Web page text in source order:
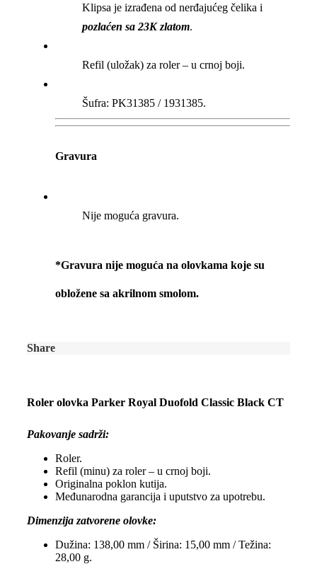
Klipsa je izrađena od nerđajućeg čelika i
pozlaćen sa 23K zlatom.
Refil (uložak) za roler – u crnoj boji.
Šufra: PK31385 / 1931385.
Gravura
Nije moguća gravura.
*Gravura nije moguća na olovkama koje su
obložene sa akrilnom smolom.
Share
Roler olovka Parker Royal Duofold Classic Black CT
Pakovanje sadrži:
Roler.
Refil (minu) za roler – u crnoj boji.
Originalna poklon kutija.
Međunarodna garancija i uputstvo za upotrebu.
Dimenzija zatvorene olovke:
Dužina: 138,00 mm / Širina: 15,00 mm / Težina:
28,00 g.